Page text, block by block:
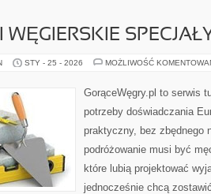
WĘGIERSKIE
STY - 25 - 2026 MOŻLIWOŚĆ
GorąceWęgry.pl to serwis
potrzeby doświadczania
praktyczny, bez zbędnego
podróżowanie musi być
które lubią projektować
jednocześnie chcą